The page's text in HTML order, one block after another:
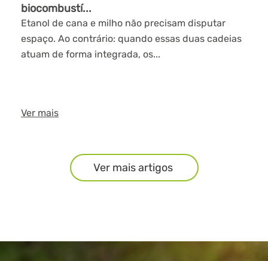
biocombustí...
Etanol de cana e milho não precisam disputar
espaço. Ao contrário: quando essas duas cadeias
atuam de forma integrada, os...
Ver mais
Ver mais artigos